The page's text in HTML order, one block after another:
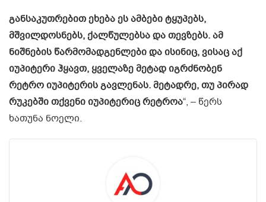
განსაკუთრებით ეხება ეს ამბები ტყუპებს,
მშვილდოსნებს, ქალწულებსა და თევზებს. ამ
ნიშნების წარმომადგენლები და ისინიც, ვისაც აქ
იუპიტერი ჰყავთ, ყველაზე მეტად იგრძნობენ
რეტრო იუპიტერის გავლენას. მეტადრე, თუ პირად
რუკებში თქვენი იუპიტერიც რეტროა“, – წერს
ხათუნა ნოელი.